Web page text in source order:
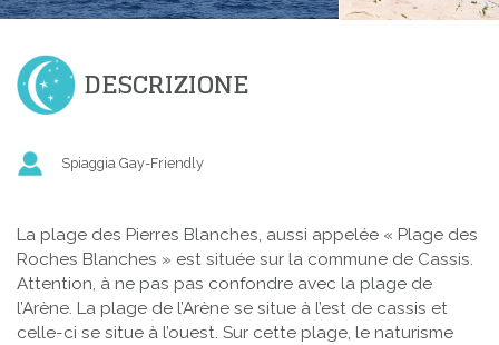
DESCRIZIONE
Spiaggia Gay-Friendly
La plage des Pierres Blanches, aussi appelée « Plage des
Roches Blanches » est située sur la commune de Cassis.
Attention, à ne pas pas confondre avec la plage de
l’Arène. La plage de l’Arène se situe à l’est de cassis et
celle-ci se situe à l’ouest. Sur cette plage, le naturisme